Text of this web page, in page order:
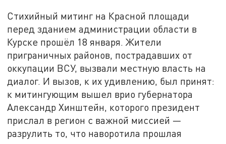
Стихийный митинг на Красной площади
перед зданием администрации области в
Курске прошёл 18 января. Жители
приграничных районов, пострадавших от
оккупации ВСУ, вызвали местную власть на
диалог. И вызов, к их удивлению, был принят:
к митингующим вышел врио губернатора
Александр Хинштейн, которого президент
прислал в регион с важной миссией —
разрулить то, что наворотила прошлая